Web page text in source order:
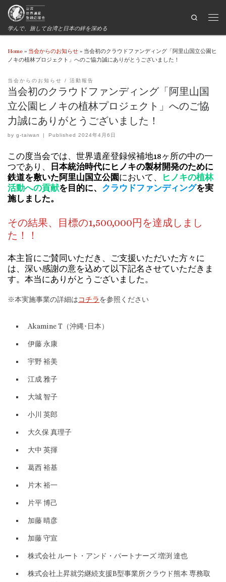
学んで、旅して台湾と日本の絆を深める
Search
Home » 当会からのお知らせ » 当会初のクラウドファンディング「阿里山国立公園ヒ
ノキの植林プロジェクト」へのご協力誠にありがとうございました！
当会からのお知らせ 活動報告
当会初のクラウドファンディング「阿里山国
立公園ヒノキの植林プロジェクト」へのご協
力誠にありがとうございました！
by g-taiwan | Published 2024年4月6日
この度当会では、世界遺産登録候補地18ヶ所の中の一
つであり、 日本統治時代にヒノキの製材開発のために
鉄道を敷いた阿里山国立公園において、
ヒノキの植林
活動への貢献を目的に、 クラウドファンディングを実
施しました。
その結果、目標の1,500,000円を達成しまし
た！！
本主旨にご賛同いただき、ご支援いただいた方々に
は、深い感謝の意を込めて以下記名させていただきま
す。本当にありがとうございました。
※本実施事業の詳細はコチラを参照ください
Akamine T（沖縄･日本）
伊藤 永康
宇野 裕美
江成 雅子
大城 智子
小川 英郎
大久保 真理子
大中 英揮
葛西 裕基
片木 裕一
片平 博己
加藤 晴彦
加藤 守宣
株式会社 ルート・アンド・パートナーズ 増渕 達也
株式会社上昇就労継続支援B型事業所クラウド熊本 専務取